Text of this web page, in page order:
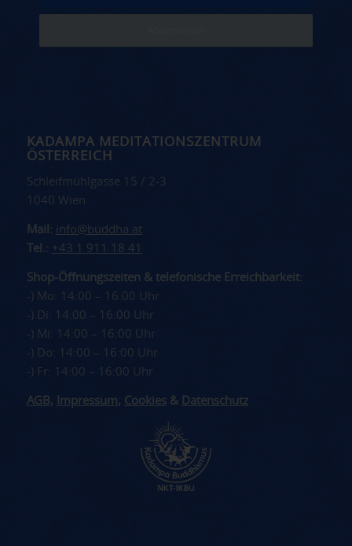
KADAMPA MEDITATIONSZENTRUM
ÖSTERREICH
Schleifmühlgasse 15 / 2-3
1040 Wien
Mail: info@buddha.at
Tel.: +43 1 911 18 41
Shop-Öffnungszeiten & telefonische Erreichbarkeit:
-) Mo: 14:00 – 16:00 Uhr
-) Di: 14:00 – 16:00 Uhr
-) Mi: 14:00 – 16:00 Uhr
-) Do: 14:00 – 16:00 Uhr
-) Fr: 14:00 – 16:00 Uhr
AGB , Impressum, Cookies& Datenschutz